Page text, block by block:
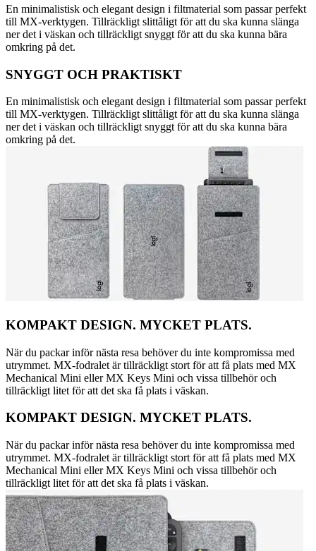
En minimalistisk och elegant design i filtmaterial som passar perfekt
till MX-verktygen. Tillräckligt slittåligt för att du ska kunna slänga
ner det i väskan och tillräckligt snyggt för att du ska kunna bära
omkring på det.
SNYGGT OCH PRAKTISKT
En minimalistisk och elegant design i filtmaterial som passar perfekt
till MX-verktygen. Tillräckligt slittåligt för att du ska kunna slänga
ner det i väskan och tillräckligt snyggt för att du ska kunna bära
omkring på det.
KOMPAKT DESIGN. MYCKET PLATS.
När du packar inför nästa resa behöver du inte kompromissa med
utrymmet. MX-fodralet är tillräckligt stort för att få plats med MX
Mechanical Mini eller MX Keys Mini och vissa tillbehör och
tillräckligt litet för att det ska få plats i väskan.
KOMPAKT DESIGN. MYCKET PLATS.
När du packar inför nästa resa behöver du inte kompromissa med
utrymmet. MX-fodralet är tillräckligt stort för att få plats med MX
Mechanical Mini eller MX Keys Mini och vissa tillbehör och
tillräckligt litet för att det ska få plats i väskan.